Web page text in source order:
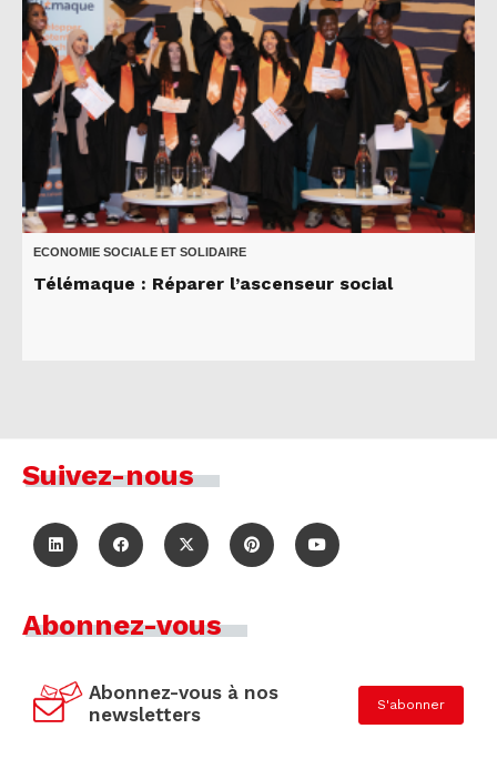
ECONOMIE SOCIALE ET SOLIDAIRE
Télémaque : Réparer l’ascenseur social
Suivez-nous
Abonnez-vous
Abonnez-vous à nos
newsletters
S'abonner